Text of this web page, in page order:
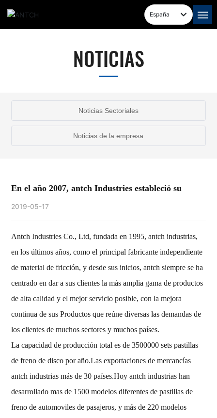
FUERZA
NOTICIAS
España
NOTICIAS
Noticias Sectoriales
Noticias de la empresa
En el año 2007, antch Industries estableció su
2019-05-17
Antch Industries Co., Ltd, fundada en 1995, antch industrias,
en los últimos años, como el principal fabricante independiente
de material de fricción, y desde sus inicios, antch siempre se ha
centrado en dar a sus clientes la más amplia gama de productos
de alta calidad y el mejor servicio posible, con la mejora
continua de sus Productos que reúne diversas las demandas de
los clientes de muchos sectores y muchos países.
La capacidad de producción total es de 3500000 sets pastillas
de freno de disco por año.Las exportaciones de mercancías
antch industrias más de 30 países.Hoy antch industrias han
desarrollado mas de 1500 modelos diferentes de pastillas de
freno de automoviles de pasajeros, y más de 220 modelos